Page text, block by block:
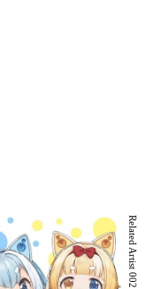
Related Artist 002